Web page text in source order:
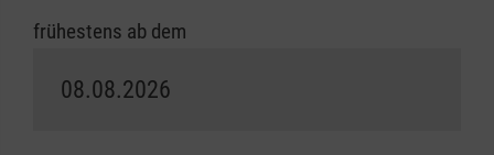
frühestens ab dem